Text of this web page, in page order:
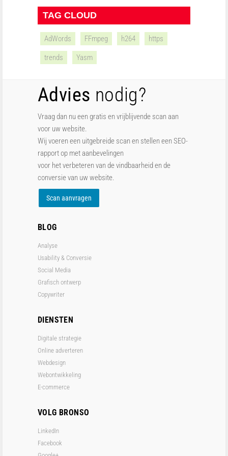
TAG CLOUD
AdWords FFmpeg h264 https
trends Yasm
Advies nodig?
Vraag dan nu een gratis en vrijblijvende scan aan
voor uw website.
Wij voeren een uitgebreide scan en stellen een SEO-
rapport op met aanbevelingen
voor het verbeteren van de vindbaarheid en de
conversie van uw website.
Scan aanvragen
BLOG
Analyse
Usability & Conversie
Social Media
Grafisch ontwerp
Copywriter
DIENSTEN
Digitale strategie
Online adverteren
Webdesign
Webontwikkeling
E-commerce
VOLG BRONSO
LinkedIn
Facebook